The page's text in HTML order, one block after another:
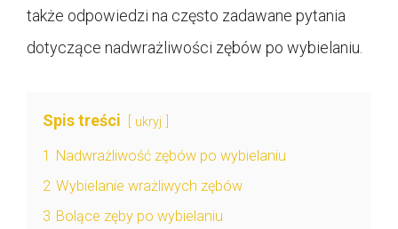
także odpowiedzi na często zadawane pytania
dotyczące nadwrażliwości zębów po wybielaniu.
Spis treści ukryj
1 Nadwrażliwość zębów po wybielaniu
2 Wybielanie wrażliwych zębów
3 Bolące zęby po wybielaniu